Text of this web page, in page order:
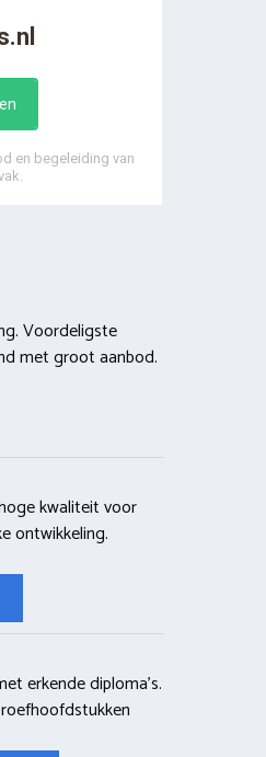
en begeleiding van
Voordeligste
met groot aanbod.
kwaliteit voor
ontwikkeling.
erkende diploma’s.